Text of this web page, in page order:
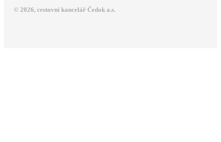
© 2026, cestovní kancelář Čedok a.s.